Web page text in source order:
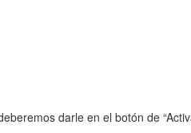
darle en el botón de